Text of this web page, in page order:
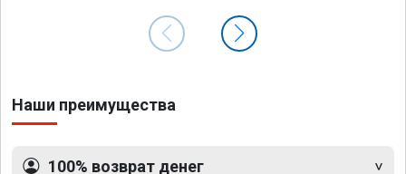
Наши преимущества
100% возврат денег